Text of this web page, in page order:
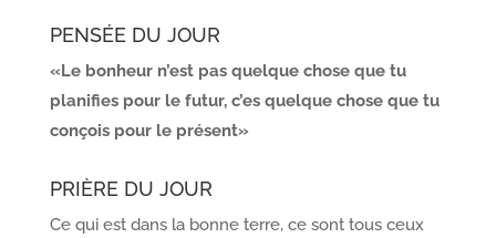
PENSÉE DU JOUR
«Le bonheur n’est pas quelque chose que tu
planifies pour le futur, c’es quelque chose que tu
conçois pour le présent»
PRIÈRE DU JOUR
Ce qui est dans la bonne terre, ce sont tous ceux